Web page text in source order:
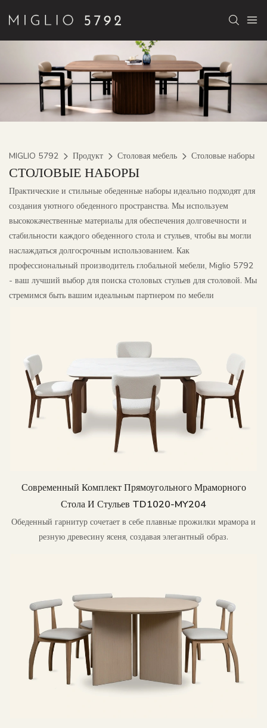
MIGLIO 5792 Продукт Столовая мебель Столовые наборы
СТОЛОВЫЕ НАБОРЫ
Практические и стильные обеденные наборы идеально подходят для
создания уютного обеденного пространства. Мы используем
высококачественные материалы для обеспечения долговечности и
стабильности каждого обеденного стола и стульев, чтобы вы могли
наслаждаться долгосрочным использованием. Как
профессиональный производитель глобальной мебели, Miglio 5792
- ваш лучший выбор для поиска столовых стульев для столовой. Мы
стремимся быть вашим идеальным партнером по мебели
Современный Комплект Прямоугольного Мраморного
Стола И Стульев TD1020-MY204
Обеденный гарнитур сочетает в себе плавные прожилки мрамора и
резную древесину ясеня, создавая элегантный образ.